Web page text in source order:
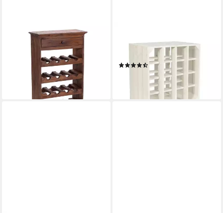
DESIGN DELIGHTS
Weinregal WEINREGAL
85x55cm(HxB), Flaschenregal
mit Schublade vintage braun
124,95 €
lieferbar - in 2-3 Werktagen bei dir
Weinregal Wino Flaschenregal
aus Holz Weiß + Regal, 1-tlg.
(3)
ab 29,99 €
lieferbar - in 3-4 Werktagen bei dir